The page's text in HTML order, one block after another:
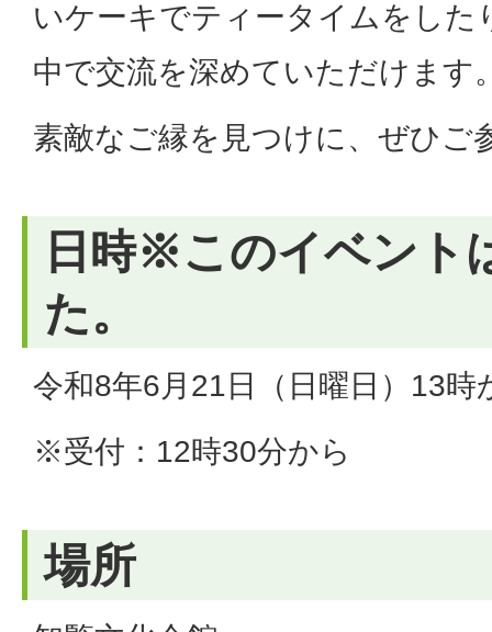
いケーキでティータイムをした
中で交流を深めていただけます
素敵なご縁を見つけに、ぜひご
日時※このイベント
た。
令和8年6月21日（日曜日）13時
※受付：12時30分から
場所